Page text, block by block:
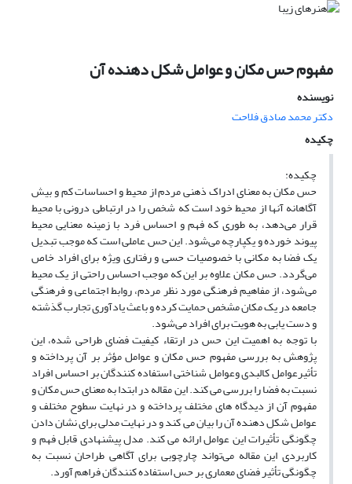
مفهوم حس مکان و عوامل شکل دهنده آن
نویسنده
دکتر محمد صادق فلاحت
چکیده
چکیده:
حس مکان به معنای ادراک ذهنی مردم از محیط و احساسات کم و بیش
آگاهانه آنها از محیط خود است که شخص را در ارتباطی درونی با محیط
قرار می‌دهد، به طوری که فهم و احساس فرد با زمینه معنایی محیط
پیوند خورده و یکپارچه می‌شود. این حس عاملی است که موجب تبدیل
یک فضا به مکانی با خصوصیات حسی و رفتاری ویژه برای افراد خاص
می‌گردد. حس مکان علاوه بر این که موجب احساس راحتی از یک محیط
می‌شود، از مفاهیم فرهنگی مورد نظر مردم، روابط اجتماعی و فرهنگی
جامعه در یک مکان مشخص حمایت کرده و باعث یادآوری تجارب گذشته
و دست یابی به هویت برای افراد می‌شود.
با توجه به اهمیت این حس در ارتقاء کیفیت فضای طراحی شده، این
پژوهش به بررسی مفهوم حس مکان و عوامل مؤثر بر آن پرداخته و
تأثیرعوامل کالبدی وعوامل شناختی استفاده کنندگان بر احساس افراد
نسبت به فضا را بررسی می کند. این مقاله در ابتدا به معنای حس مکان و
مفهوم آن از دیدگاه های مختلف پرداخته و در نهایت سطوح مختلف و
عوامل شکل دهنده آن را بیان می کند و در نهایت مدلی برای نشان دادن
چگونگی تأثیرات این عوامل ارائه می کند. مدل پیشنهادی قابل فهم و
کاربردی این مقاله می‌تواند چارچوبی برای آگاهی طراحان نسبت به
چگونگی تأثیر فضای معماری بر حس استفاده کنندگان فراهم آورد.